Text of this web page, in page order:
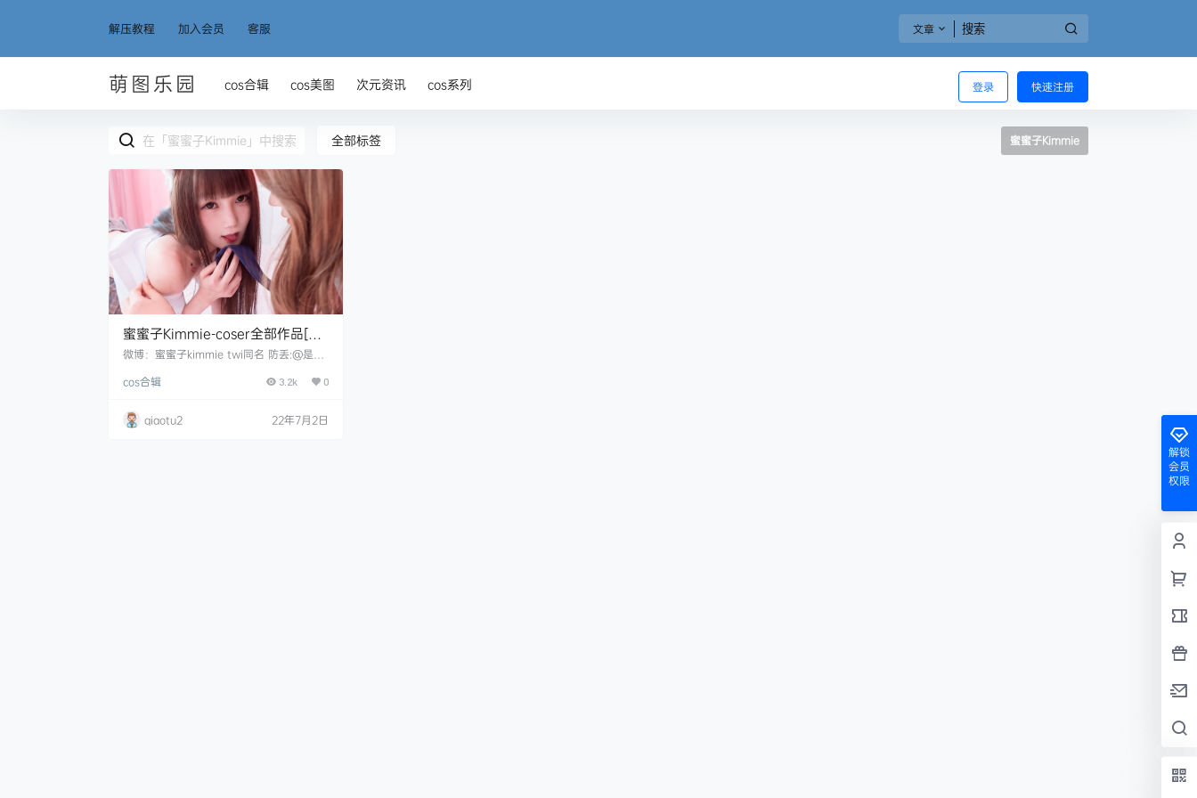
解压教程 加入会员 客服 文章
萌图乐园 登录 快速注册
cos合辑 cos美图 次元资讯 cos系列
全部标签 蜜蜜子Kimmie
蜜蜜子Kimmie-coser全部作品[写
真合集][持续更新]
微博：蜜蜜子kimmie twi同名 防丢:@是你
P-2V468M]
cos合辑 3.2k 0
qiaotu2 22年7月2日
解锁
会员
权限